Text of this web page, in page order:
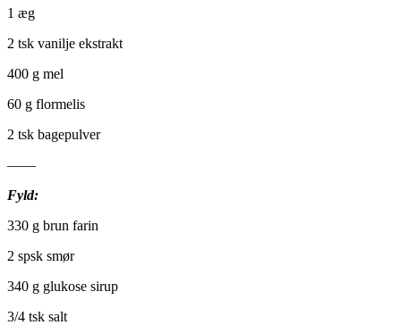
1 æg
2 tsk vanilje ekstrakt
400 g mel
60 g flormelis
2 tsk bagepulver
——
Fyld:
330 g brun farin
2 spsk smør
340 g glukose sirup
3/4 tsk salt